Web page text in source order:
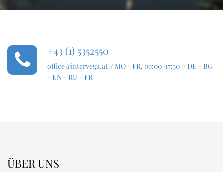
+43 (1) 5352550
office@intervega.at// MO - FR, 09:00-17:30 // DE - BG
- EN - RU - FR
ÜBER UNS